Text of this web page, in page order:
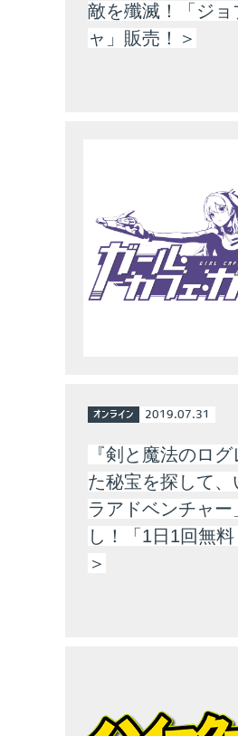
敵を殲滅！「ジ
ャ」販売！＞
オンライン 2019.07.31
『剣と魔法のロ
た秘宝を探して
ラアドベンチャ
し！「1日1回無
＞